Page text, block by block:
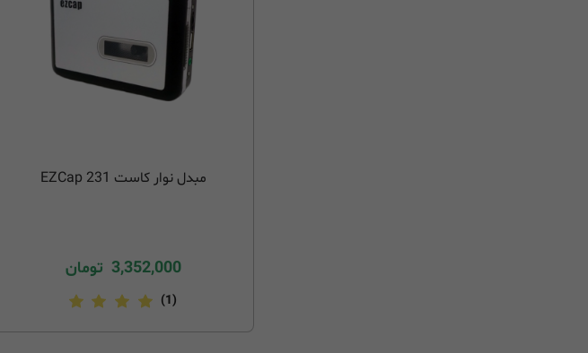
مبدل نوار کاست EZCap 231
3,352,000 تومان
(1)